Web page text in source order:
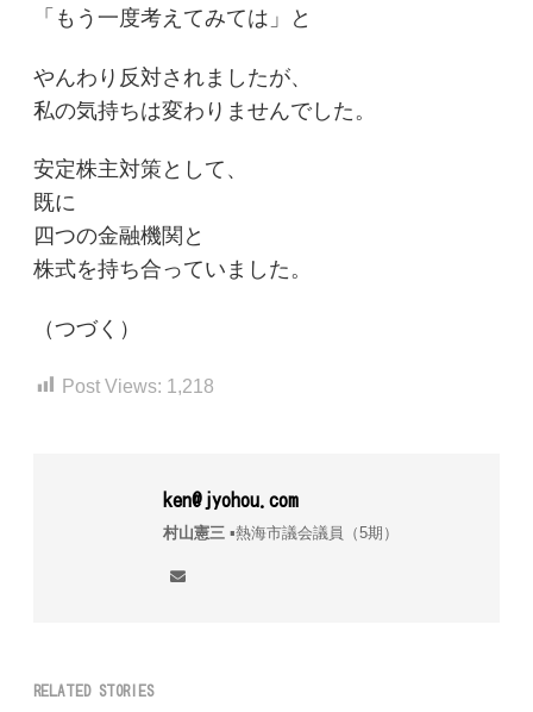
「もう一度考えてみては」と
やんわり反対されましたが、
私の気持ちは変わりませんでした。
安定株主対策として、
既に
四つの金融機関と
株式を持ち合っていました。
（つづく）
Post Views: 1,218
ken@jyohou.com
村山憲三▪︎熱海市議会議員（5期）
RELATED STORIES